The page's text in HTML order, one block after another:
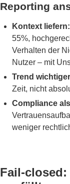
Reporting
Kontext liefern:
55%,
Verhalten der
Nutzer – mit
Trend
Zeit, nicht
Compliance
weniger
Fail-